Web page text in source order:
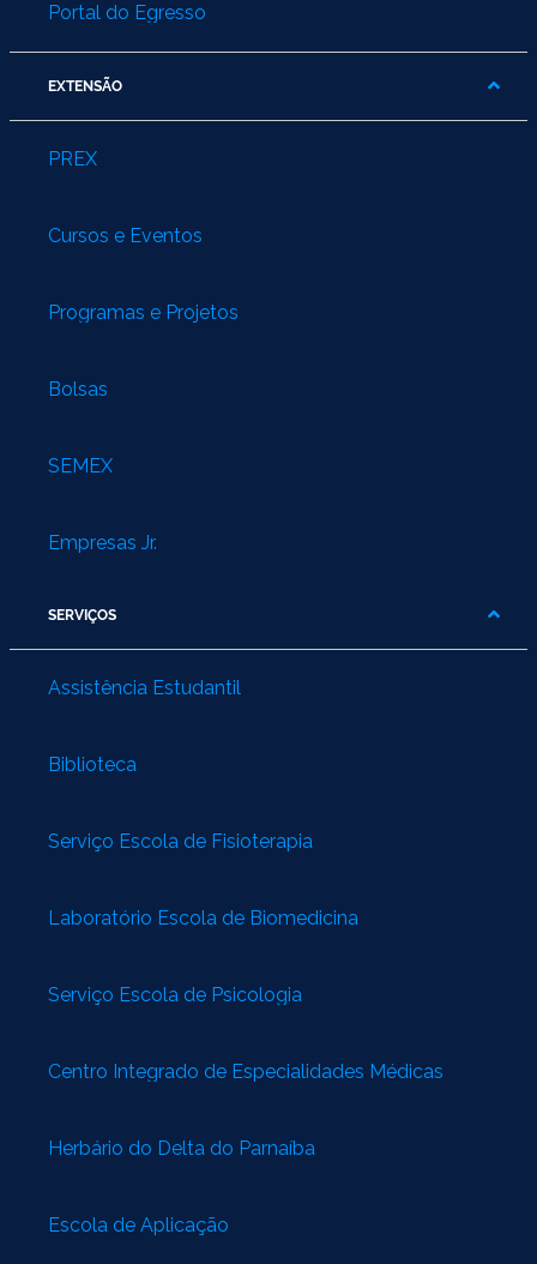
Portal do Egresso
EXTENSÃO
PREX
Cursos e Eventos
Programas e Projetos
Bolsas
SEMEX
Empresas Jr.
SERVIÇOS
Assistência Estudantil
Biblioteca
Serviço Escola de Fisioterapia
Laboratório Escola de Biomedicina
Serviço Escola de Psicologia
Centro Integrado de Especialidades Médicas
Herbário do Delta do Parnaíba
Escola de Aplicação